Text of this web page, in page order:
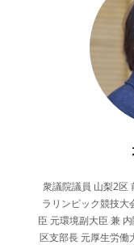
衆議院議員 山梨2区
ラリンピック競技大
臣 元環境副大臣 兼
区支部長 元厚生労働